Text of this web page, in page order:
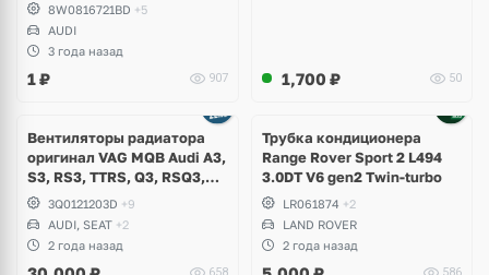
8W0816721BD +5
AUDI
3 года назад
1₽ 907 1,700 ₽ 50
Вентиляторы радиатора
оригинал VAG MQB Audi A3,
S3, RS3, TTRS, Q3, RSQ3,
Volkswagen Tiguan 2,
Allspace, Arteon, Passat B8,
Multivan, Transporter T6,
Skoda Kodiaq, Karoq,
3Q0121203D +9
AUDI, SEAT +2
2 года назад
Трубка кондиционера
Range Rover Sport 2 L494
3.0DT V6 gen2 Twin-turbo
LR061874 +2
LAND ROVER
2 года назад